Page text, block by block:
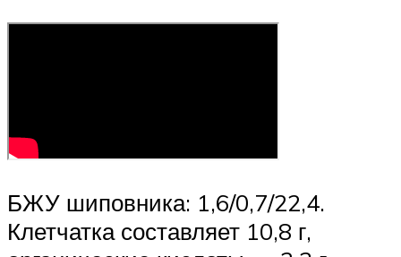
БЖУ шиповника: 1,6/0,7/22,4.
Клетчатка составляет 10,8 г,